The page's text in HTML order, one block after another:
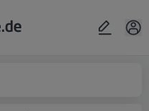
ok